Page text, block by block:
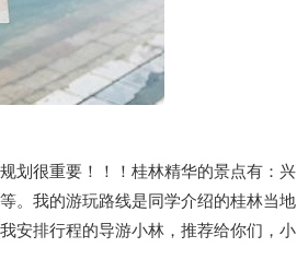
划很重要！！！桂林精华的景点有：兴
。我的游玩路线是同学介绍的桂林当地
安排行程的导游小林，推荐给你们，小